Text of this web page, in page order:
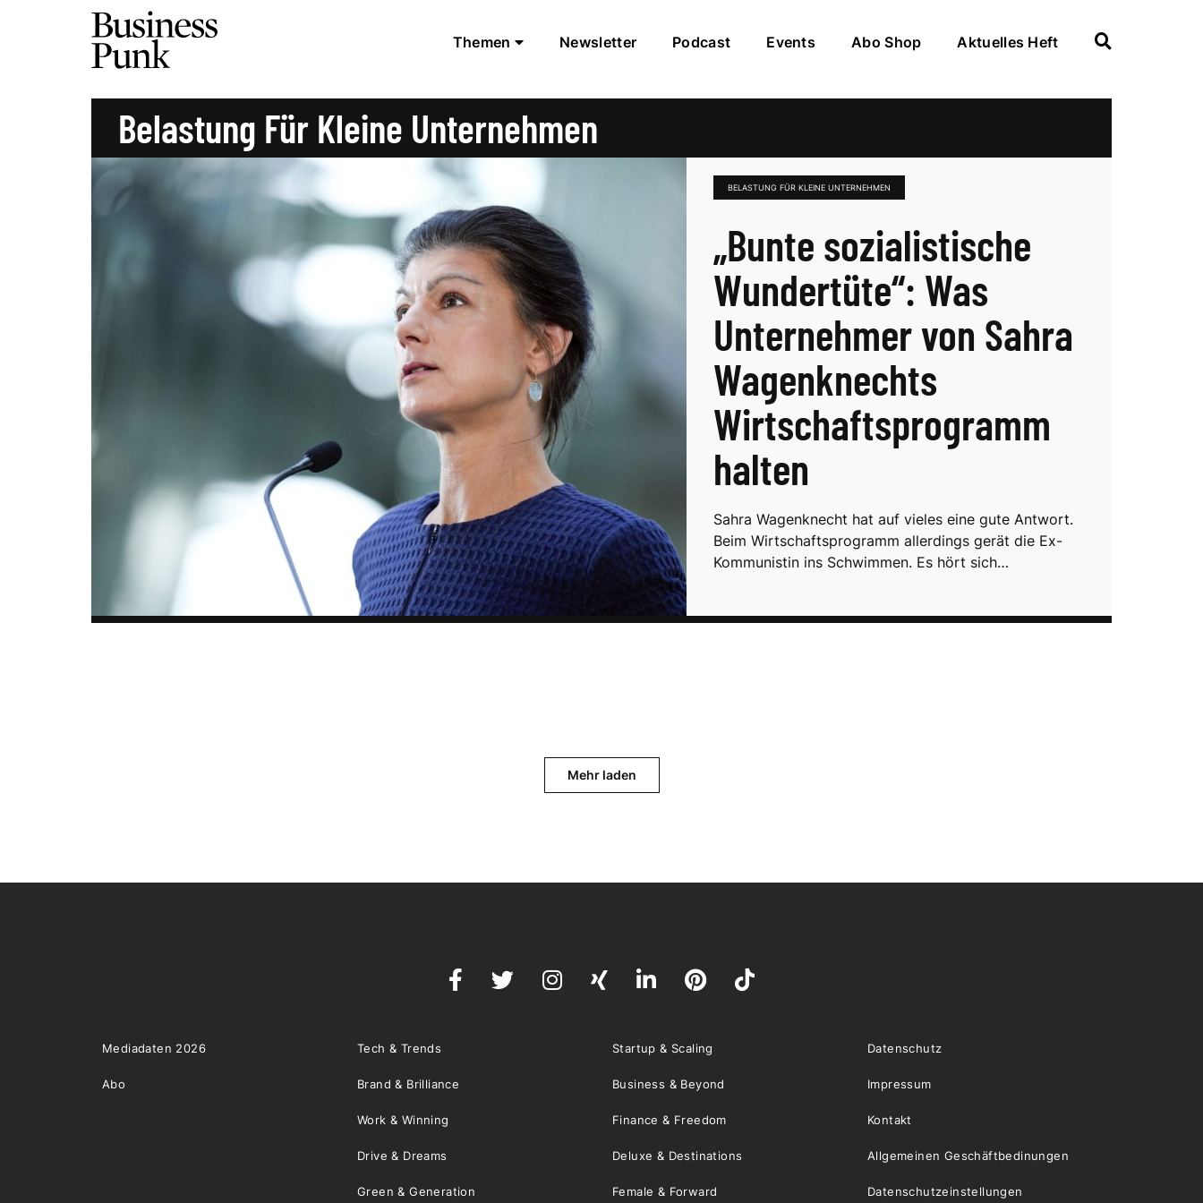
Themen Newsletter Podcast Events Abo Shop Aktuelles Heft
Belastung Für Kleine Unternehmen
BELASTUNG FÜR KLEINE UNTERNEHMEN
„Bunte sozialistische
Wundertüte“: Was
Unternehmer von Sahra
Wagenknechts
Wirtschaftsprogramm
halten
Sahra Wagenknecht hat auf vieles eine gute Antwort.
Beim Wirtschaftsprogramm allerdings gerät die Ex-
Kommunistin ins Schwimmen. Es hört sich…
Mehr laden
Mediadaten 2026
Abo
Tech & Trends Startup & Scaling
Brand & Brilliance Business & Beyond
Work & Winning Finance & Freedom
Drive & Dreams Deluxe & Destinations
Green & Generation Female & Forward
Datenschutz
Impressum
Kontakt
Allgemeinen Geschäftbedinungen
Datenschutzeinstellungen